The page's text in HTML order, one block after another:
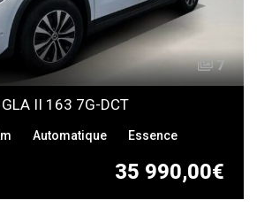
7
II 163 7G-DCT
35 990,00€
Automatique Essence